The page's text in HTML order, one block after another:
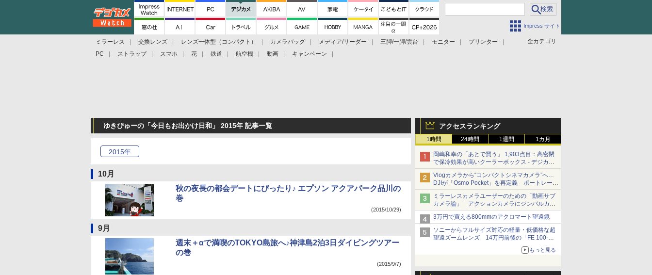
Impress サイト
全カテゴリ
ミラーレス 交換レンズ レンズ一体型（コンパクト） カメラバッグ メディア/リーダー 三脚/一脚/雲台 モニター
プリンター
PC
ストラップ スマホ 花 鉄道 航空機 動画 キャンペーン
アクセスランキング
1時間 24時間 1週間 1カ月
岡嶋和幸の「あとで買う」 1,903点目：高密閉
で保冷効果が高いクーラーボックス - デジカメ
Watch
Vlogカメラから“コンパクトシネマカメラ”へ…
DJIが「Osmo Pocket」を再定義 ポートレート
重視の映像設計に
ミラーレスカメラユーザーのための「動画サブ
カメラ論」 アクションカメラにジンバルカメ
ラ……その実質的な違いは？
3万円で買える800mmのアクロマート望遠鏡
ソニーからフルサイズ対応の軽量・低価格な超
望遠ズームレンズ 14万円前後の「FE 100-
もっと見る
ゆきぴゅーの「今日もお出かけ日和」 2015年 記事一覧
2015年
10月
秋の夜長の都会デートにぴったり♪ エプソン アクアパーク品川の
巻
(2015/10/29)
9月
週末＋αで満喫のTOKYO島旅へ♪神津島2泊3日ダイビングツアー
の巻
(2015/9/7)